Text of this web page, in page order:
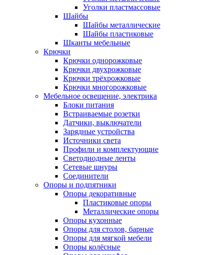
Уголки пластмассовые
Шайбы
Шайбы металлические
Шайбы пластиковые
Шканты мебельные
Крючки
Крючки однорожковые
Крючки двухрожковые
Крючки трёхрожковые
Крючки многорожковые
Мебельное освещение, электрика
Блоки питания
Встраиваемые розетки
Датчики, выключатели
Зарядные устройства
Источники света
Профили и комплектующие
Светодиодные ленты
Сетевые шнуры
Соединители
Опоры и подпятники
Опоры декоративные
Пластиковые опоры
Металлические опоры
Опоры кухонные
Опоры для столов, барные
Опоры для мягкой мебели
Опоры колёсные